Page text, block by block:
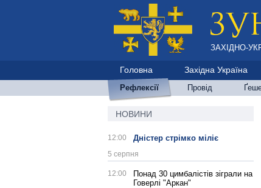
ЗАХІДНО-
Головна Західна Україна
Рефлексії Провід
НОВИНИ
12:00 Дністер стрімко міліє
5 серпня
12:00
Понад 30 цимбалістів зіграли на
Говерлі "Аркан"